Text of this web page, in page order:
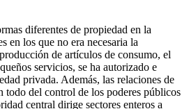
diferentes de propiedad en la
en los que no era necesaria la
de artículos de consumo, el
servicios, se ha autorizado e
privada. Además, las relaciones de
todo del control de los poderes públicos
central dirige sectores enteros a